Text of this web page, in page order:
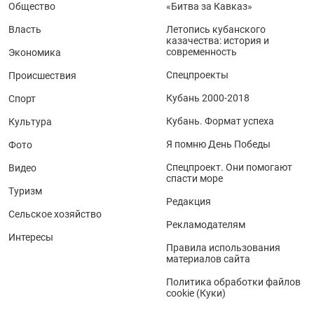
Общество
Власть
Экономика
Происшествия
Спорт
Культура
Фото
Видео
Туризм
Сельское хозяйство
Интересы
«Битва за Кавказ»
Летопись кубанского
казачества: история и
современность
Спецпроекты
Кубань 2000-2018
Кубань. Формат успеха
Я помню День Победы
Спецпроект. Они помогают
спасти море
Редакция
Рекламодателям
Правила использования
материалов сайта
Политика обработки файлов
cookie (Куки)